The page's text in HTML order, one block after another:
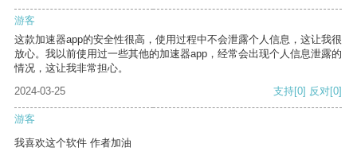
游客
这款加速器app的安全性很高，使用过程中不会泄露个人信息，这让我很
放心。我以前使用过一些其他的加速器app，经常会出现个人信息泄露的
情况，这让我非常担心。
2024-03-25
支持[0] 反对[0]
游客
我喜欢这个软件 作者加油